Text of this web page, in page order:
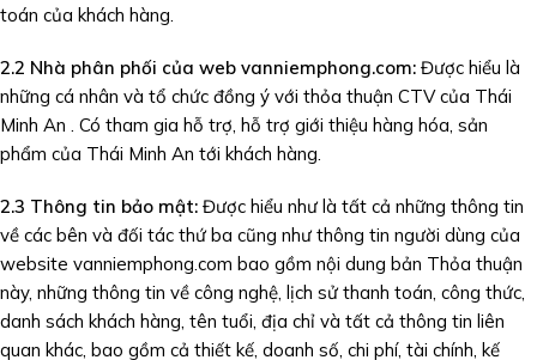
toán của khách hàng.
2.2 Nhà phân phối của web vanniemphong.com: Được hiểu là
những cá nhân và tổ chức đồng ý với thỏa thuận CTV của Thái
Minh An . Có tham gia hỗ trợ, hỗ trợ giới thiệu hàng hóa, sản
phẩm của Thái Minh An tới khách hàng.
2.3 Thông tin bảo mật: Được hiểu như là tất cả những thông tin
về các bên và đối tác thứ ba cũng như thông tin người dùng của
website vanniemphong.com bao gồm nội dung bản Thỏa thuận
này, những thông tin về công nghệ, lịch sử thanh toán, công thức,
danh sách khách hàng, tên tuổi, địa chỉ và tất cả thông tin liên
quan khác, bao gồm cả thiết kế, doanh số, chi phí, tài chính, kế